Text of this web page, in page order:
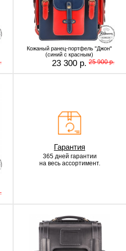
Кожаный ранец-портфель "Джон"
(синий с красным)
23 300 р. 25 900 р.
Гарантия
365 дней гарантии
на весь ассортимент.